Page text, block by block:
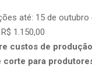
até: 15 de outubro
1.150,00
custos de
corte para